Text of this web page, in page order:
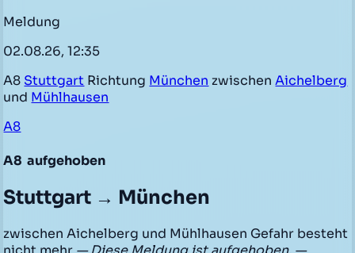
Meldung
02.08.26, 12:35
A8 Stuttgart Richtung München zwischenAichelberg
und Mühlhausen
A8
A8 aufgehoben
Stuttgart → München
zwischen Aichelberg und Mühlhausen Gefahr besteht